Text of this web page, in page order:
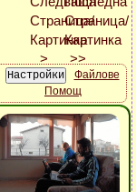
Файлове
Помощ